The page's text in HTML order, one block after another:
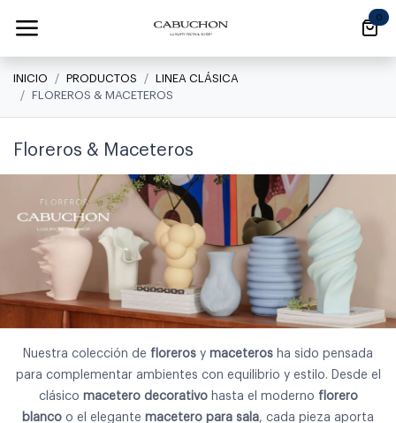
0
INICIO PRODUCTOS
LINEA CLÁSICA
FLOREROS & MACETEROS
Floreros & Maceteros
Nuestra colección de floreros y maceteros ha sido pensada
para complementar ambientes con equilibrio y estilo. Desde el
clásico macetero decorativohasta el moderno florero
blanco o el elegante macetero para sala, cada pieza aporta